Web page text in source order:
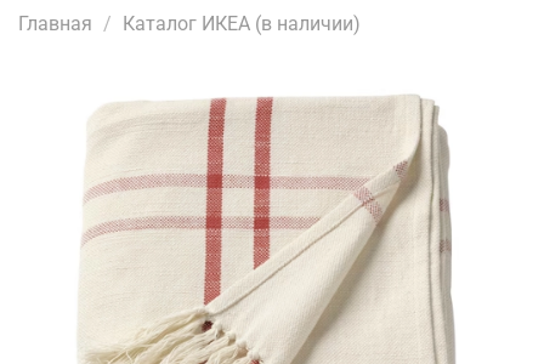
Главная Каталог ИКЕА (в наличии)